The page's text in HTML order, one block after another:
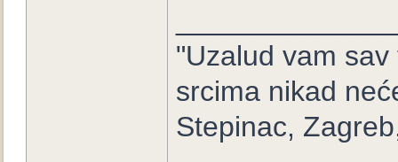
"Uzalud vam
srcima nikad
Stepinac,